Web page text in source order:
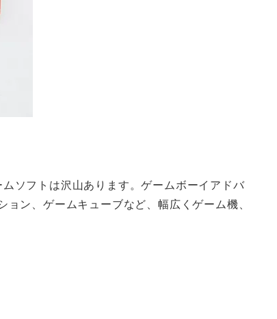
ソフトは沢山あります。ゲームボーイアドバ
ン、ゲームキューブなど、幅広くゲーム機、